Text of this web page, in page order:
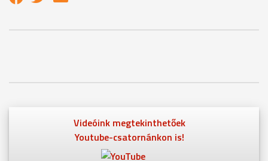
Videóink megtekinthetőek
Youtube-csatornánkon is!